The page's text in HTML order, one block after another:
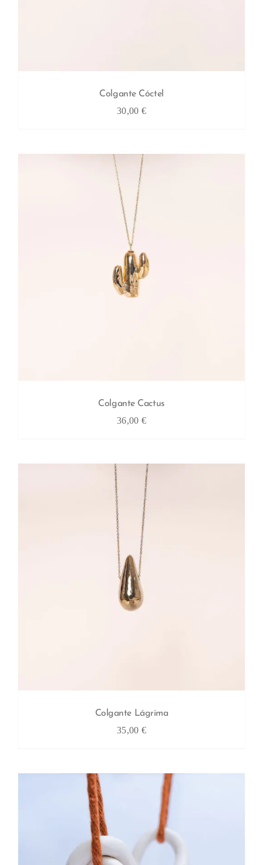
Colgante Cóctel
30,00 €
Colgante Cactus
36,00 €
Colgante Lágrima
35,00 €